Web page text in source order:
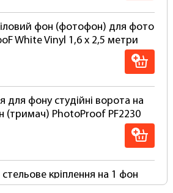
вініловий з розміром 1.5 х
рулон для зберігання та
в тубусі, щоб уникнути
(відправляється тільки в
можна
самі студійні системи
фотофон студійний
фон (фотофон) для фото
White Vinyl 1,6 х 2,5 метри
для фону студійні ворота на
(тримач) PhotoProof PF2230
стельове кріплення на 1 фон
B1W Falcon тримач